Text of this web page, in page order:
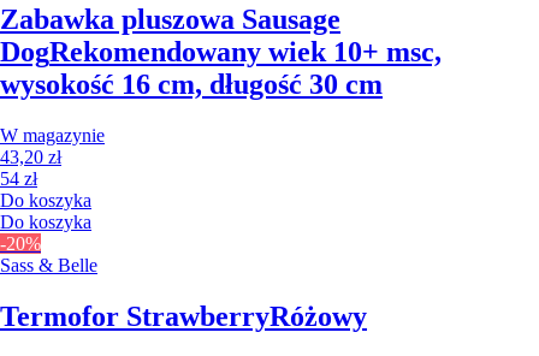
Zabawka pluszowa Sausage
DogRekomendowany wiek 10+ msc,
wysokość 16 cm, długość 30 cm
W magazynie
43,20 zł
54 zł
Do koszyka
Do koszyka
-20%
Sass & Belle
Termofor StrawberryRóżowy